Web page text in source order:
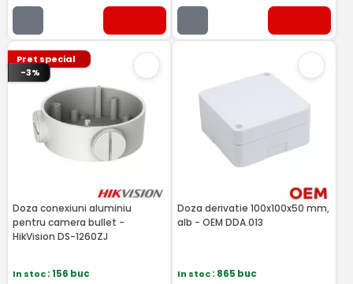
Pret special
-3%
Doza conexiuni aluminiu
pentru camera bullet -
HikVision DS-1260ZJ
In stoc: 156 buc
Doza derivatie 100x100x50 mm,
alb - OEM DDA.013
In stoc: 865 buc